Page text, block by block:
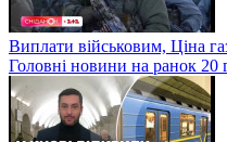
Виплати військовим, Ціна
Головні новини на ранок 20